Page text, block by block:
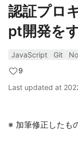
認証プロ
pt開発を
JavaScript Git
9
Last updated at
※ 加筆修正したも